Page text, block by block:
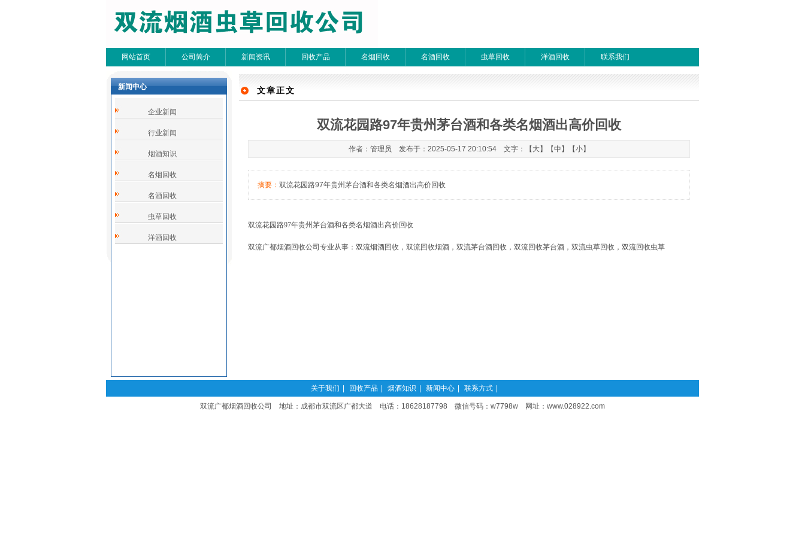
网站首页 公司简介 新闻资讯 回收产品 名烟回收 名酒回收 虫草回收 洋酒回收 联系我们
新闻中心
企业新闻
行业新闻
烟酒知识
名烟回收
名酒回收
虫草回收
洋酒回收
文章检索
共0条 每页20条 页次：1/1 首页 上一页 1 下一页
文章正文
双流花园路97年贵州茅台酒和各类名烟酒出高价回收
作者：管理员 发布于：2025-05-17 20:10:54 文字：【 大】【中 】【小】
摘要： 双流花园路97年贵州茅台酒和各类名烟酒出高价回收
双流花园路97年贵州茅台酒和各类名烟酒出高价回收
双流广都烟酒回收公司专业从事：双流烟酒回收，双流回收烟酒，双流茅台酒回收，双流回收茅台酒，双流虫草回收，双流回收虫草
关于我们 回收产品 烟酒知识 新闻中心 联系方式
双流广都烟酒回收公司 地址：成都市双流区广都大道 电话：18628187798 微信号码：w7798w 网址： www.028922.com